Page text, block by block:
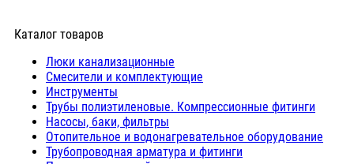
Каталог товаров
Люки канализационные
Cмесители и комплектующие
Инструменты
Трубы полиэтиленовые. Компрессионные фитинги
Насосы, баки, фильтры
Отопительное и водонагревательное оборудование
Трубопроводная арматура и фитинги